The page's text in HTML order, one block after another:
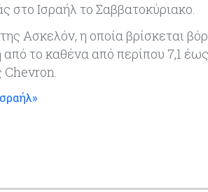
Ισραήλ το Σαββατοκύριακο.
Ασκελόν, η οποία βρίσκεται
το καθένα από περίπου 7,1
Chevron.